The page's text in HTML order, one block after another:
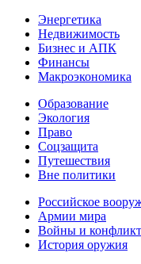
Энергетика
Недвижимость
Бизнес и АПК
Финансы
Макроэкономика
Образование
Экология
Право
Соцзащита
Путешествия
Вне политики
Российское
Армии мира
Войны и
История оружия